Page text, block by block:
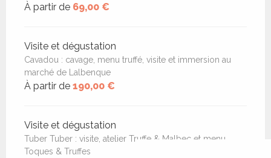
À partir de 69,00 €
Visite et dégustation
Cavadou : cavage, menu truffé, visite et immersion au
marché de Lalbenque
À partir de 190,00 €
Visite et dégustation
Tuber Tuber : visite, atelier Truffe & Malbec et menu
Toques & Truffes